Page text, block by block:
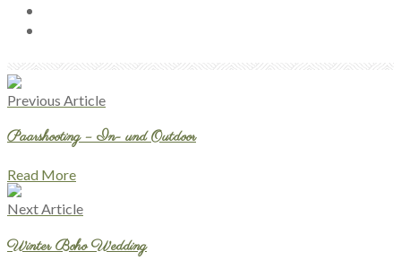
Previous Article
Paarshooting – In- und Outdoor
Read More
Next Article
Winter Boho Wedding